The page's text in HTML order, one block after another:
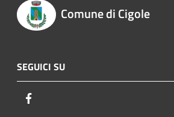
Comune di Cigole
SEGUICI SU